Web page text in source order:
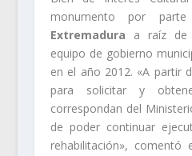
monumento por
Extremadura a raíz de
equipo de gobierno
en el año 2012. «A partir
para solicitar y
correspondan del
de poder continuar
rehabilitación», comentó